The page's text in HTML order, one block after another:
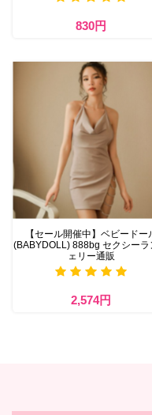
830円
【セール開催中】ベビードー
(BABYDOLL) 888bg セクシーラ
ェリー通販
2,574円